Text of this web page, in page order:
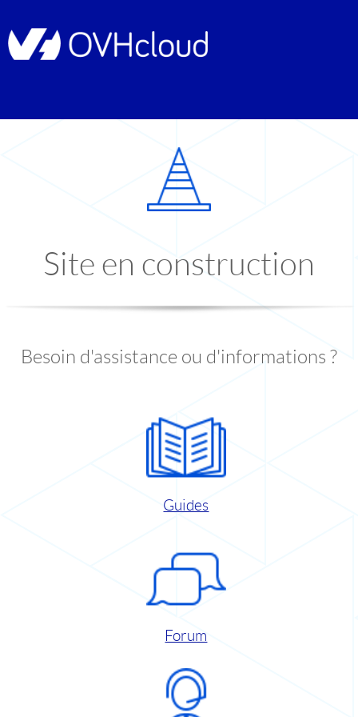
Site en construction
Besoin d'assistance ou d'informations ?
Guides
Forum